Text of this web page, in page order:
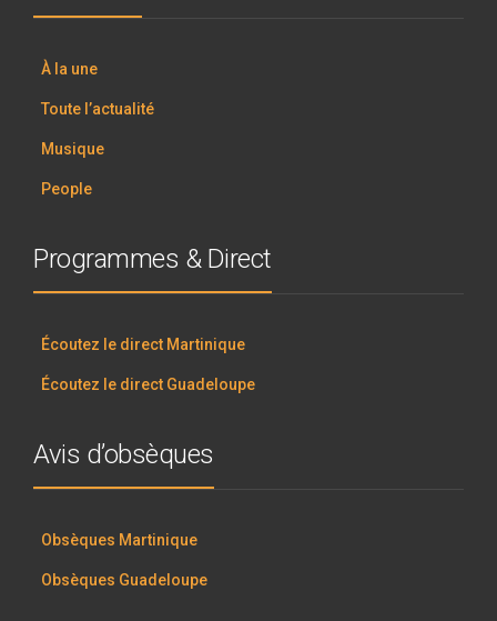
À la une
Toute l’actualité
Musique
People
Programmes & Direct
Écoutez le direct Martinique
Écoutez le direct Guadeloupe
Avis d’obsèques
Obsèques Martinique
Obsèques Guadeloupe